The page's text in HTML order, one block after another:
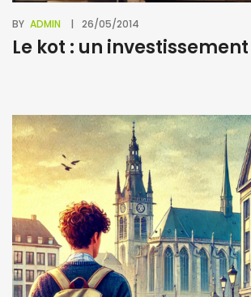
BY ADMIN 26/05/2014
Le kot : un